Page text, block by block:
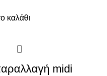
καλάθι
midi